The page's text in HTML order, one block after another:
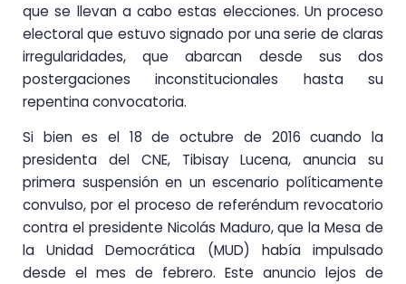
que se llevan a cabo estas elecciones. Un proceso
electoral que estuvo signado por una serie de claras
irregularidades, que abarcan desde sus dos
postergaciones inconstitucionales hasta su
repentina convocatoria.
Si bien es el 18 de octubre de 2016 cuando la
presidenta del CNE, Tibisay Lucena, anuncia su
primera suspensión en un escenario políticamente
convulso, por el proceso de referéndum revocatorio
contra el presidente Nicolás Maduro, que la Mesa de
la Unidad Democrática (MUD) había impulsado
desde el mes de febrero. Este anuncio lejos de